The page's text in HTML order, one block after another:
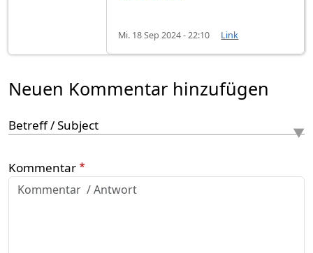
Mi. 18 Sep 2024 - 22:10 Link
Neuen Kommentar hinzufügen
Betreff / Subject
Kommentar